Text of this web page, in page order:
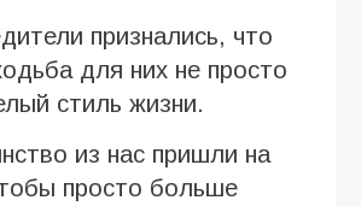
признались, что
для них не просто
стиль жизни.
из нас пришли на
просто больше